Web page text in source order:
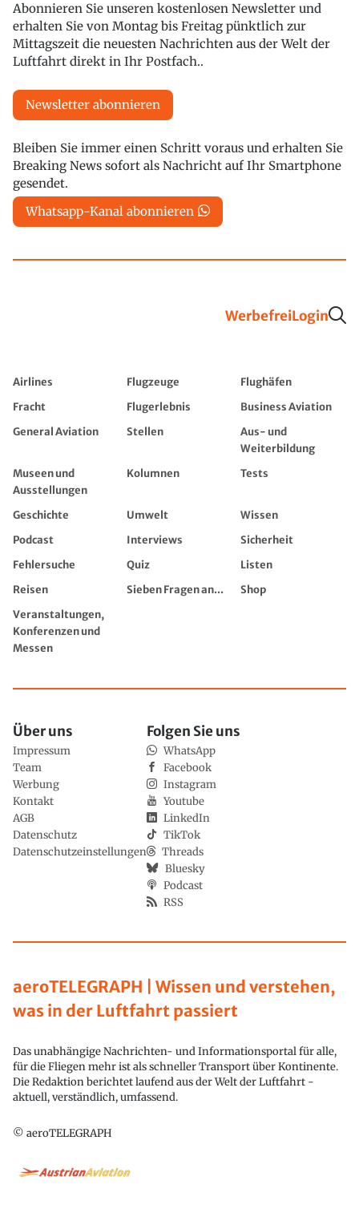
Abonnieren Sie unseren kostenlosen Newsletter und
erhalten Sie von Montag bis Freitag pünktlich zur
Mittagszeit die neuesten Nachrichten aus der Welt der
Luftfahrt direkt in Ihr Postfach..
Newsletter abonnieren
Bleiben Sie immer einen Schritt voraus und erhalten Sie
Breaking News sofort als Nachricht auf Ihr Smartphone
gesendet.
Whatsapp-Kanal abonnieren
WerbefreiLogin
Airlines Flugzeuge
Flughäfen
Fracht
Flugerlebnis
Business Aviation
General Aviation
Stellen
Aus- und
Weiterbildung
Museen und
Ausstellungen
Kolumnen Tests
Geschichte Umwelt
Wissen
Podcast
Interviews
Sicherheit
Fehlersuche
Quiz
Listen
Reisen
Sieben Fragen an...
Shop
Veranstaltungen,
Konferenzen und
Messen
aeroTELEGRAPH | Wissen und verstehen,
was in der Luftfahrt passiert
Das unabhängige Nachrichten- und Informationsportal für alle,
für die Fliegen mehr ist als schneller Transport über Kontinente.
Die Redaktion berichtet laufend aus der Welt der Luftfahrt -
aktuell, verständlich, umfassend.
© aeroTELEGRAPH
Über uns
Impressum
Team
Werbung
Kontakt
AGB
Datenschutz
Datenschutzeinstellungen
Folgen Sie uns
WhatsApp
Facebook
Instagram
Youtube
LinkedIn
TikTok
Threads
Bluesky
Podcast
RSS